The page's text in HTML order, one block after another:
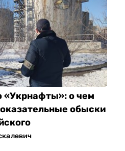
«Укрнафты»: о чем
обыски